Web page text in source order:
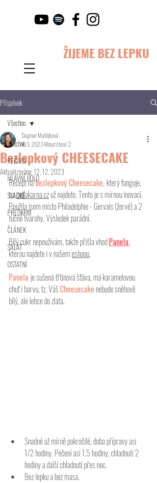
ŽIJEME BEZ LEPKU
Příspěvek
Všechno
PEČIVO
HLAVNÍ JÍDLO
SLADKÉ
PŘEDKRM
ČLÁNEK
SALÁT
OSTATNÍ
Všechno
Bezlepkový CHEESECAKE
Dagmar Matějková
4. 3. 2023Minut čtení: 2
Aktualizováno:12. 12. 2023
Recept na bezlepkový Cheesecake, který funguje,
na celiakarna.cz už najdete. Tento je s mírnou inovací.
Použila jsem místo Philadelphie - Gervais (žervé) a 2
tučné tvarohy. Výsledek parádní.
Bílý cukr nepoužívám, takže přišla vhod Panela,
kterou najdete i v našem eshopu.
Panela je sušená třtinová šťáva, má karamelovou
chuť i barvu, tz. Váš Cheesecake nebude sněhově
bílý, ale lehce do zlata.
Snadné až mírně pokročilé, doba přípravy asi
1/2 hodiny. Pečení asi 1,5 hodiny, chladnutí 2
hodiny a další chladnutí přes noc.
Bez lepku a bez masa.